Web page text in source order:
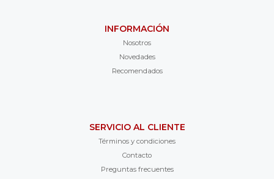
INFORMACIÓN
Nosotros
Novedades
Recomendados
SERVICIO AL CLIENTE
Términos y condiciones
Contacto
Preguntas frecuentes